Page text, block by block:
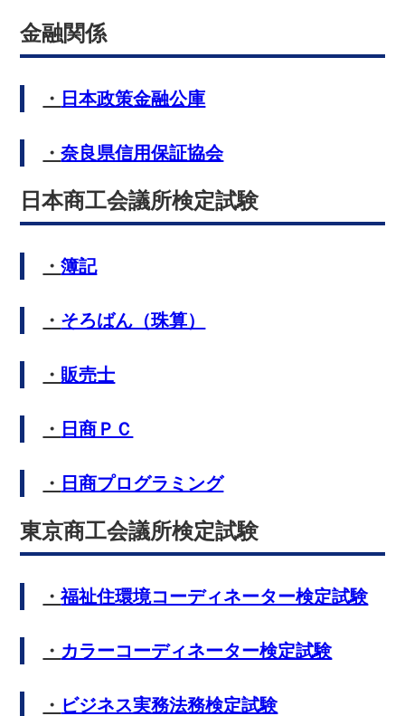
金融関係
・ 日本政策金融公庫
・奈良県信用保証協会
日本商工会議所検定試験
・簿記
・ そろばん（珠算）
・ 販売士
・ 日商ＰＣ
・ 日商プログラミング
東京商工会議所検定試験
・福祉住環境コーディネーター検定試験
・ カラーコーディネーター検定試験
・ ビジネス実務法務検定試験